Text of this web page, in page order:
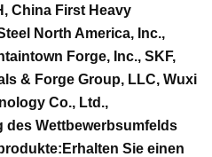
China First Heavy
North America, Inc.,
Forge, Inc., SKF,
& Forge Group, LLC, Wuxi
Co., Ltd.,
des Wettbewerbsumfelds
Erhalten Sie einen